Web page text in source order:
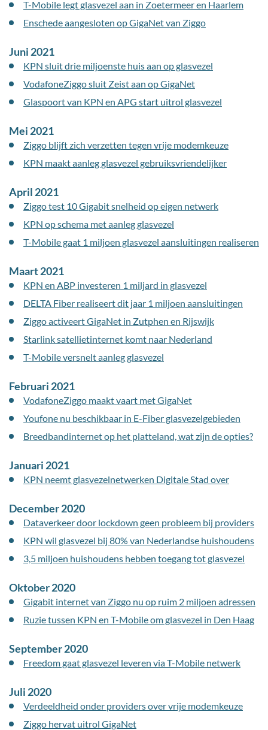
T-Mobile legt glasvezel aan in Zoetermeer en Haarlem
Enschede aangesloten op GigaNet van Ziggo
Juni 2021
KPN sluit drie miljoenste huis aan op glasvezel
VodafoneZiggo sluit Zeist aan op GigaNet
Glaspoort van KPN en APG start uitrol glasvezel
Mei 2021
Ziggo blijft zich verzetten tegen vrije modemkeuze
KPN maakt aanleg glasvezel gebruiksvriendelijker
April 2021
Ziggo test 10 Gigabit snelheid op eigen netwerk
KPN op schema met aanleg glasvezel
T-Mobile gaat 1 miljoen glasvezel aansluitingen realiseren
Maart 2021
KPN en ABP investeren 1 miljard in glasvezel
DELTA Fiber realiseert dit jaar 1 miljoen aansluitingen
Ziggo activeert GigaNet in Zutphen en Rijswijk
Starlink satellietinternet komt naar Nederland
T-Mobile versnelt aanleg glasvezel
Februari 2021
VodafoneZiggo maakt vaart met GigaNet
Youfone nu beschikbaar in E-Fiber glasvezelgebieden
Breedbandinternet op het platteland, wat zijn de opties?
Januari 2021
KPN neemt glasvezelnetwerken Digitale Stad over
December 2020
Dataverkeer door lockdown geen probleem bij providers
KPN wil glasvezel bij 80% van Nederlandse huishoudens
3,5 miljoen huishoudens hebben toegang tot glasvezel
Oktober 2020
Gigabit internet van Ziggo nu op ruim 2 miljoen adressen
Ruzie tussen KPN en T-Mobile om glasvezel in Den Haag
September 2020
Freedom gaat glasvezel leveren via T-Mobile netwerk
Juli 2020
Verdeeldheid onder providers over vrije modemkeuze
Ziggo hervat uitrol GigaNet